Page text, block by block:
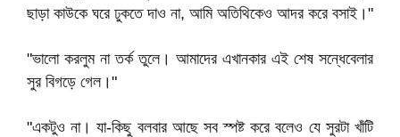
ছাড়া কাউকে ঘরে ঢুকতে দাও না, আমি অতিথিকেও আদর করে বসাই।"
"ভালো করলুম না তর্ক তুলে। আমাদের এখানকার এই শেষ সন্ধেবেলার
সুর বিগড়ে গেল।"
"একটুও না। যা-কিছু বলবার আছে সব স্পষ্ট করে বলেও যে সুরটা খাঁটি